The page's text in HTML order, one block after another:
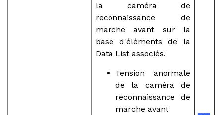
la caméra de
reconnaissance de
marche avant sur la
base d'éléments de la
Data List associés.
Tension anormale
de la caméra de
reconnaissance de
marche avant